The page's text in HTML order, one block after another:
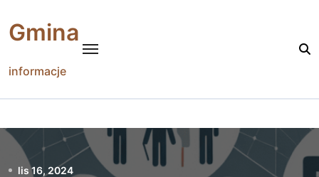
content
Gmina
informacje
lis 16, 2024